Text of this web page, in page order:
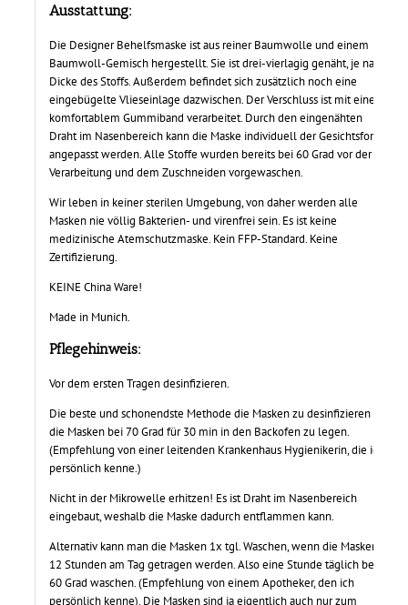
Ausstattung:
Die Designer Behelfsmaske ist aus reiner Baumwolle und einem
Baumwoll-Gemisch hergestellt. Sie ist drei-vierlagig genäht, je nach
Dicke des Stoffs. Außerdem befindet sich zusätzlich noch eine
eingebügelte Vlieseinlage dazwischen. Der Verschluss ist mit einem
komfortablem Gummiband verarbeitet. Durch den eingenähten
Draht im Nasenbereich kann die Maske individuell der Gesichtsform
angepasst werden. Alle Stoffe wurden bereits bei 60 Grad vor der
Verarbeitung und dem Zuschneiden vorgewaschen.
Wir leben in keiner sterilen Umgebung, von daher werden alle
Masken nie völlig Bakterien- und virenfrei sein. Es ist keine
medizinische Atemschutzmaske. Kein FFP-Standard. Keine
Zertifizierung.
KEINE China Ware!
Made in Munich.
Pflegehinweis:
Vor dem ersten Tragen desinfizieren.
Die beste und schonendste Methode die Masken zu desinfizieren ist,
die Masken bei 70 Grad für 30 min in den Backofen zu legen.
(Empfehlung von einer leitenden Krankenhaus Hygienikerin, die ich
persönlich kenne.)
Nicht in der Mikrowelle erhitzen! Es ist Draht im Nasenbereich
eingebaut, weshalb die Maske dadurch entflammen kann.
Alternativ kann man die Masken 1x tgl. Waschen, wenn die Masken
12 Stunden am Tag getragen werden. Also eine Stunde täglich bei
60 Grad waschen. (Empfehlung von einem Apotheker, den ich
persönlich kenne). Die Masken sind ja eigentlich auch nur zum